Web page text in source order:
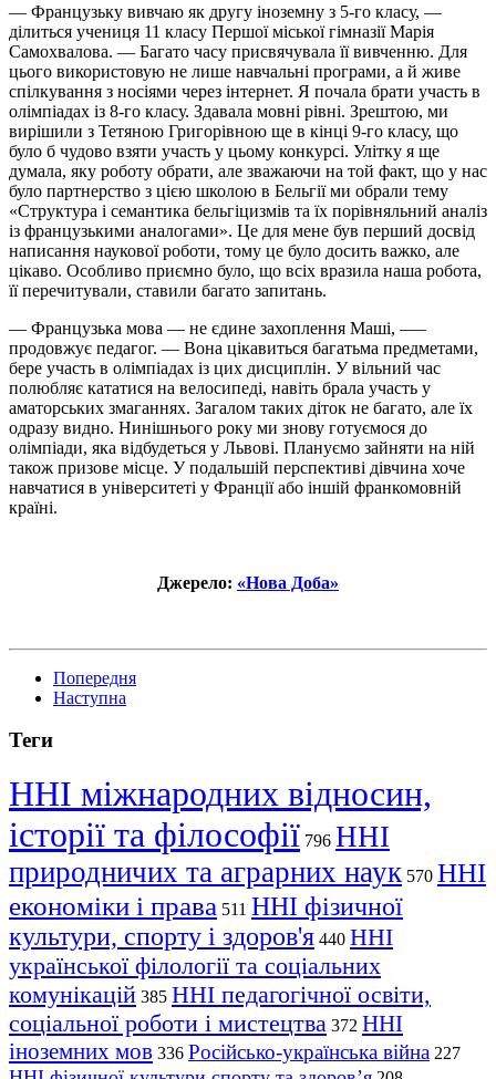
— Французьку вивчаю як другу іноземну з 5-го класу, —
ділиться учениця 11 класу Першої міської гімназії Марія
Самохвалова. — Багато часу присвячувала її вивченню. Для
цього використовую не лише навчальні програми, а й живе
спілкування з носіями через інтернет. Я почала брати участь в
олімпіадах із 8-го класу. Здавала мовні рівні. Зрештою, ми
вирішили з Тетяною Григорівною ще в кінці 9-го класу, що
було б чудово взяти участь у цьому конкурсі. Улітку я ще
думала, яку роботу обрати, але зважаючи на той факт, що у нас
було партнерство з цією школою в Бельгії ми обрали тему
«Структура і семантика бельгіцизмів та їх порівняльний аналіз
із французькими аналогами». Це для мене був перший досвід
написання наукової роботи, тому це було досить важко, але
цікаво. Особливо приємно було, що всіх вразила наша робота,
її перечитували, ставили багато запитань.
— Французька мова — не єдине захоплення Маші, —–
продовжує педагог. — Вона цікавиться багатьма предметами,
бере участь в олімпіадах із цих дисциплін. У вільний час
полюбляє кататися на велосипеді, навіть брала участь у
аматорських змаганнях. Загалом таких діток не багато, але їх
одразу видно. Нинішнього року ми знову готуємося до
олімпіади, яка відбудеться у Львові. Плануємо зайняти на ній
також призове місце. У подальшій перспективі дівчина хоче
навчатися в університеті у Франції або іншій франкомовній
країні.
Джерело: «Нова Доба»
Попередня
Наступна
Теги
ННІ міжнародних відносин,
історії та філософії 796 ННІ
природничих та аграрних наук 570 ННІ
економіки і права 511 ННІ фізичної
культури, спорту і здоров'я 440 ННІ
української філології та соціальних
комунікацій 385 ННІ педагогічної освіти,
соціальної роботи і мистецтва 372 ННІ
іноземних мов 336 Російсько-українська війна 227